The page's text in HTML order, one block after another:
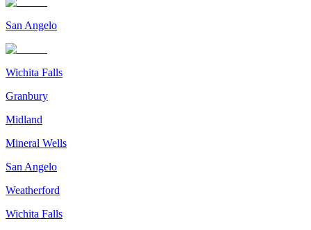
San Angelo
Wichita Falls
Granbury
Midland
Mineral Wells
San Angelo
Weatherford
Wichita Falls